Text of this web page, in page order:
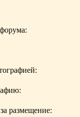
размещение: